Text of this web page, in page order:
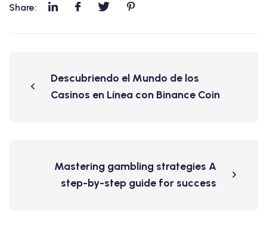
Share:
Descubriendo el Mundo de los
Casinos en Línea con Binance Coin
Mastering gambling strategies A
step-by-step guide for success